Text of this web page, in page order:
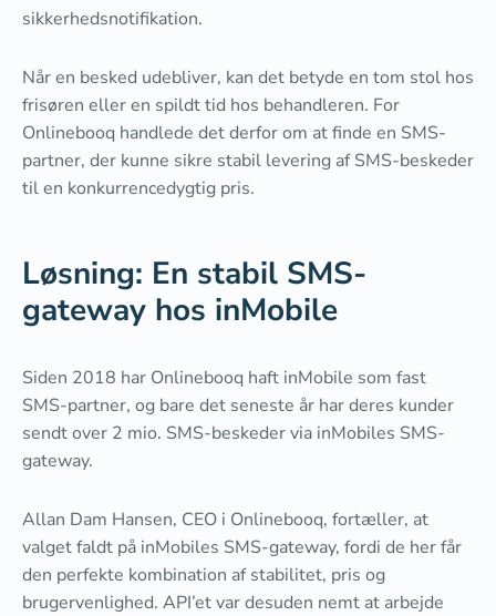
sikkerhedsnotifikation.
Når en besked udebliver, kan det betyde en tom stol hos
frisøren eller en spildt tid hos behandleren. For
Onlinebooq handlede det derfor om at finde en SMS-
partner, der kunne sikre stabil levering af SMS-beskeder
til en konkurrencedygtig pris.
Løsning: En stabil SMS-
gateway hos inMobile
Siden 2018 har Onlinebooq haft inMobile som fast
SMS-partner, og bare det seneste år har deres kunder
sendt over 2 mio. SMS-beskeder via inMobiles SMS-
gateway.
Allan Dam Hansen, CEO i Onlinebooq, fortæller, at
valget faldt på inMobiles SMS-gateway, fordi de her får
den perfekte kombination af stabilitet, pris og
brugervenlighed. API’et var desuden nemt at arbejde